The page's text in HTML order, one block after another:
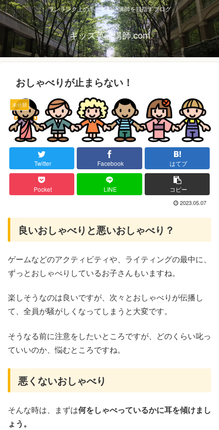
ワンランク上のキッズ英語講師を目指すブログ
キッズ英語講師.com
おしゃべりが止まらない！
未分類
Twitter Facebook はてブ
Pocket LINE コピー
2023.05.07
良いおしゃべりと悪いおしゃべり？
ゲームなどのアクティビティや、ライティングの最中に、
ずっとおしゃべりしているお子さんもいますね。
楽しそうなのは良いですが、次々とおしゃべりが伝播し
て、全員が騒がしくなってしまうと大変です。
そうなる前に注意をしたいところですが、どのくらい叱っ
ていいのか、悩むところですね。
悪くないおしゃべり
そんな時は、まずは何をしゃべっているかに耳を傾けまし
ょう。